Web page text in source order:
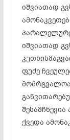
იშვიათად
იშვიათად
ფუძე
ქვედა